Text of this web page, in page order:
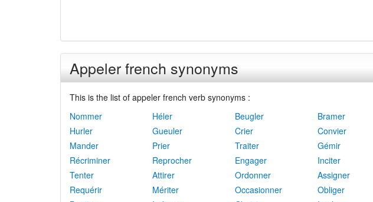
Appeler french synonyms
This is the list of appeler french verb synonyms :
Nommer
Héler Beugler Bramer
Hurler
Gueuler Crier Convier
Mander
Prier Traiter Gémir
Récriminer
Reprocher Engager Inciter
Tenter
Attirer Ordonner Assigner
Requérir
Mériter Occasionner Obliger